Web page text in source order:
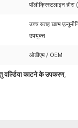
पॉलीक्रिस्टलाइन हीरा
उच्च सतह खत्म
उपयुक्त
ओडीएम / OEM
वर्ल्डिया काटने के उपकरण,